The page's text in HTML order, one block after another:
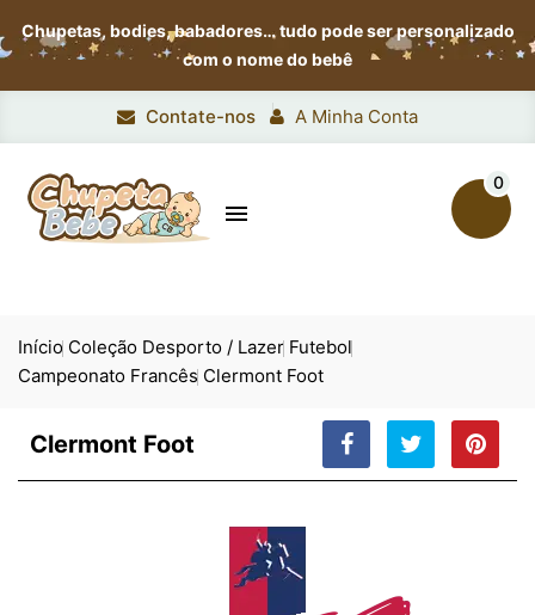
Chupetas, bodies, babadores…tudo pode ser personalizado
com o nome do bebê
Contate-nos A Minha Conta

0
Início Coleção Desporto / Lazer Futebol
Campeonato Francês Clermont Foot
Clermont Foot